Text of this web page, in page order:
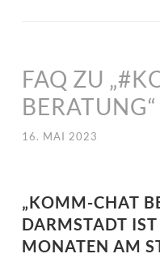
FAQ ZU
16. MAI 2023
„KOMM-CHAT
DARMSTADT
MONATEN AM